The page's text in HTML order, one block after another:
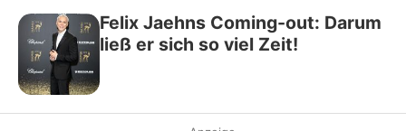
Felix Jaehns Coming-out: Darum
ließ er sich so viel Zeit!